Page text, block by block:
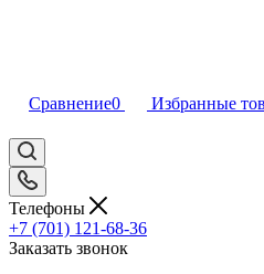
Сравнение0 Избранные
Телефоны
+7 (701) 121-68-36
Заказать звонок